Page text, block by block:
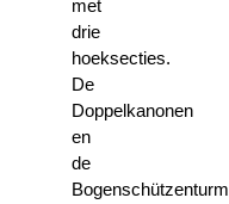
met
drie
hoeksecties.
De
Doppelkanonen
en
de
Bogenschützenturm